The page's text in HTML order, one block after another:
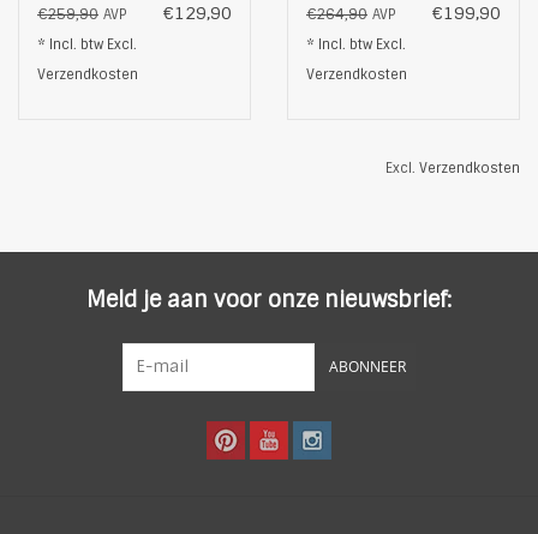
€259,90 AVP €129,90
* Incl. btw Excl.
Verzendkosten
€264,90 AVP €199,90
* Incl. btw Excl.
Verzendkosten
Excl. Verzendkosten
Meld je aan voor onze nieuwsbrief:
ABONNEER